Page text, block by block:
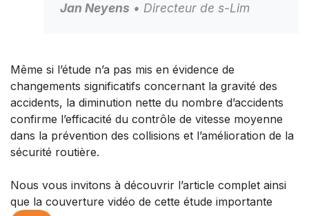
Jan Neyens • Directeur de s-Lim
Même si l’étude n’a pas mis en évidence de
changements significatifs concernant la gravité des
accidents, la diminution nette du nombre d’accidents
confirme l’efficacité du contrôle de vitesse moyenne
dans la prévention des collisions et l’amélioration de la
sécurité routière.​
Nous vous invitons à découvrir l’article complet ainsi
que la couverture vidéo de cette étude importante